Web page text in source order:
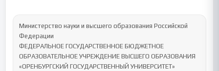
Министерство науки и высшего образования Российской
Федерации
ФЕДЕРАЛЬНОЕ ГОСУДАРСТВЕННОЕ БЮДЖЕТНОЕ
ОБРАЗОВАТЕЛЬНОЕ УЧРЕЖДЕНИЕ ВЫСШЕГО ОБРАЗОВАНИЯ
«ОРЕНБУРГСКИЙ ГОСУДАРСТВЕННЫЙ УНИВЕРСИТЕТ»